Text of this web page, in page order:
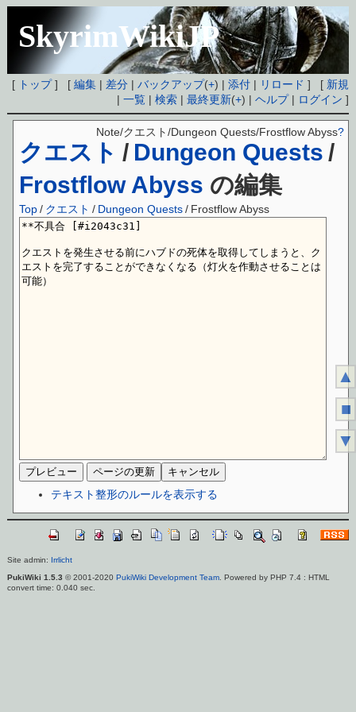
SkyrimWikiJP
[ トップ] [編集 | 差分 |バックアップ(+) |添付 | リロード ] [ 新規
|一覧 |検索 |最終更新(+) |ヘルプ| ログイン ]
クエスト / Dungeon Quests /
Frostflow Abyss の編集
Note/クエスト/Dungeon Quests/Frostflow Abyss?
Top / クエスト / Dungeon Quests/ Frostflow Abyss
テキスト整形のルールを表示する
Site admin: Irrlicht
PukiWiki 1.5.3 © 2001-2020 PukiWiki Development Team. Powered by PHP 7.4 : HTML
convert time: 0.040 sec.
▲
■
▼